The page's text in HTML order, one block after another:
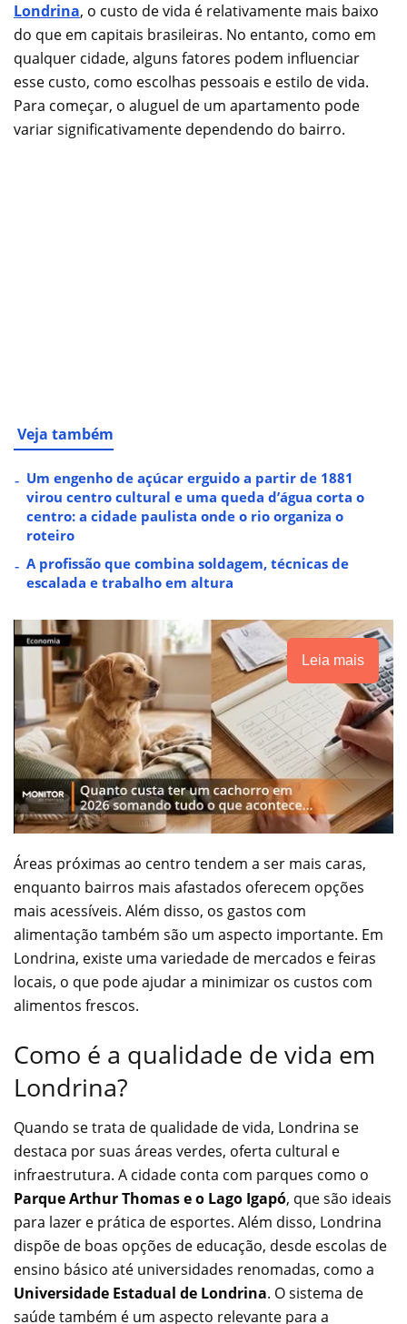
Londrina, o custo de vida é relativamente mais baixo
do que em capitais brasileiras. No entanto, como em
qualquer cidade, alguns fatores podem influenciar
esse custo, como escolhas pessoais e estilo de vida.
Para começar, o aluguel de um apartamento pode
variar significativamente dependendo do bairro.
Veja também
Um engenho de açúcar erguido a partir de 1881
virou centro cultural e uma queda d’água corta o
centro: a cidade paulista onde o rio organiza o
roteiro
A profissão que combina soldagem, técnicas de
escalada e trabalho em altura
Leia mais
Áreas próximas ao centro tendem a ser mais caras,
enquanto bairros mais afastados oferecem opções
mais acessíveis. Além disso, os gastos com
alimentação também são um aspecto importante. Em
Londrina, existe uma variedade de mercados e feiras
locais, o que pode ajudar a minimizar os custos com
alimentos frescos.
Como é a qualidade de vida em
Londrina?
Quando se trata de qualidade de vida, Londrina se
destaca por suas áreas verdes, oferta cultural e
infraestrutura. A cidade conta com parques como o
Parque Arthur Thomas e o Lago Igapó, que são ideais
para lazer e prática de esportes. Além disso, Londrina
dispõe de boas opções de educação, desde escolas de
ensino básico até universidades renomadas, como a
Universidade Estadual de Londrina. O sistema de
saúde também é um aspecto relevante para a